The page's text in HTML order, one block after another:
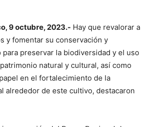
9 octubre, 2023.- Hay que revalorar a
y fomentar su conservación y
preservar la biodiversidad y el uso
natural y cultural, así como
en el fortalecimiento de la
alrededor de este cultivo, destacaron